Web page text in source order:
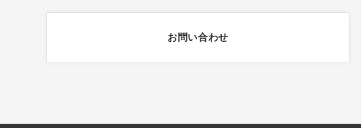
お問い合わせ